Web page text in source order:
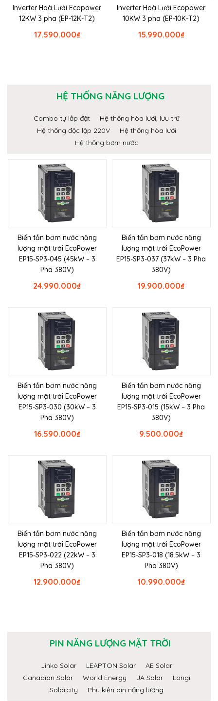
Inverter Hoà Lưới Ecopower
12KW 3 pha (EP-12K-T2)
₫
17.590.000
Inverter Hoà Lưới Ecopower
10KW 3 pha (EP-10K-T2)
₫
15.990.000
HỆ THỐNG NĂNG LƯỢNG
Combo tự lắp đặt
Hệ thống hòa lưới, lưu trữ
Hệ thống độc lập 220V
Hệ thống hòa lưới
Hệ thống bơm nước
Biến tần bơm nước năng
lượng mặt trời EcoPower
EP15-SP3-045 (45kW – 3
Pha 380V)
₫
24.990.000
Biến tần bơm nước năng
lượng mặt trời EcoPower
EP15-SP3-037 (37kW – 3 Pha
380V)
₫
19.900.000
Biến tần bơm nước năng
lượng mặt trời EcoPower
EP15-SP3-030 (30kW – 3
Pha 380V)
₫
16.590.000
Biến tần bơm nước năng
lượng mặt trời EcoPower
EP15-SP3-015 (15kW – 3 Pha
380V)
₫
9.500.000
Biến tần bơm nước năng
lượng mặt trời EcoPower
EP15-SP3-022 (22kW – 3
Pha 380V)
₫
12.900.000
Biến tần bơm nước năng
lượng mặt trời EcoPower
EP15-SP3-018 (18.5kW – 3
Pha 380V)
₫
10.990.000
PIN NĂNG LƯỢNG MẶT TRỜI
Jinko Solar LEAPTON Solar
AE Solar
Canadian Solar
World Energy JA Solar
Longi
Solarcity
Phụ kiện pin năng lượng